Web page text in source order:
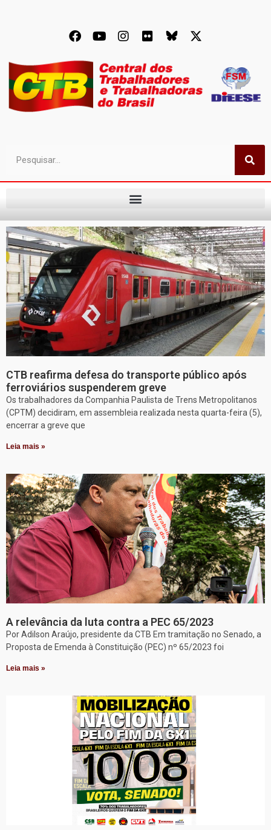
CTB reafirma defesa do transporte público após
ferroviários suspenderem greve
Os trabalhadores da Companhia Paulista de Trens Metropolitanos
(CPTM) decidiram, em assembleia realizada nesta quarta-feira (5),
encerrar a greve que
Leia mais »
A relevância da luta contra a PEC 65/2023
Por Adilson Araújo, presidente da CTB Em tramitação no Senado, a
Proposta de Emenda à Constituição (PEC) nº 65/2023 foi
Leia mais »